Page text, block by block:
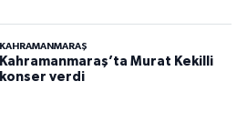
KAHRAMANMARAŞ
Kahramanmaraş’ta Murat Kekilli
konser verdi